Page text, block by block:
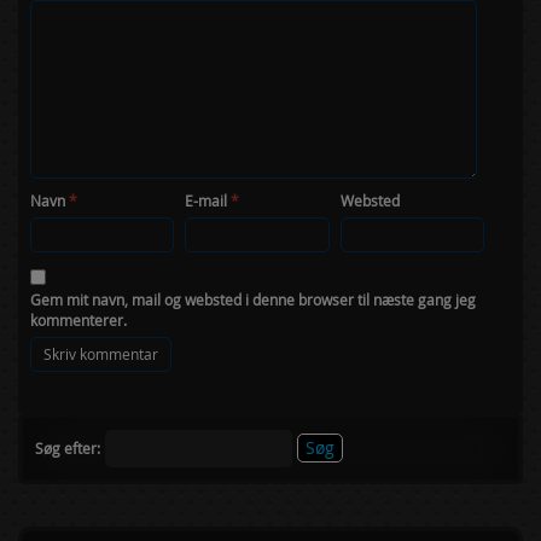
Navn* E-mail* Websted
Gem mit navn, mail og websted i denne browser til næste gang jeg
kommenterer.
Søg efter: